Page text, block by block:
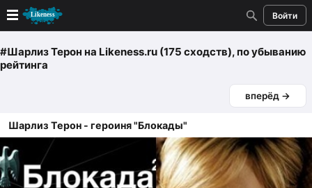
Войти
Новые
Голосование
Кандидаты
#Шарлиз Терон на Likeness.ru (175 сходств), по убыванию
рейтинга
вперёд →
Шарлиз Терон - героиня "Блокады"